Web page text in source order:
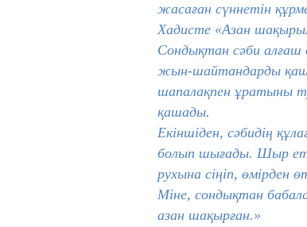
жасаған сүннетін
Хадисте «Азан
Сондықтан сәби алғаш
жын-шайтандарды
шапалақпен ұратыны
қашады.
Екіншіден, сәбидің
болып шығады. Шыр
рухына сіңіп, өмірден
Міне, сондықтан
азан шақырған.»